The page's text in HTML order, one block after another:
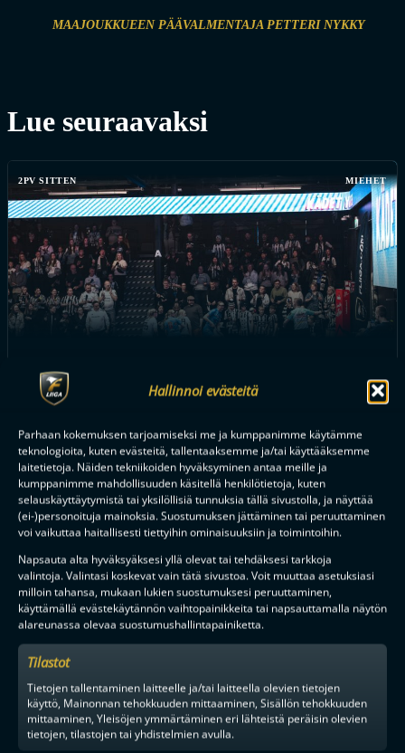
Hallinnoi evästeitä
Parhaan kokemuksen tarjoamiseksi me ja kumppanimme käytämme
teknologioita, kuten evästeitä, tallentaaksemme ja/tai käyttääksemme
laitetietoja. Näiden tekniikoiden hyväksyminen antaa meille ja
kumppanimme mahdollisuuden käsitellä henkilötietoja, kuten
selauskäyttäytymistä tai yksilöllisiä tunnuksia tällä sivustolla, ja näyttää
(ei-)personoituja mainoksia. Suostumuksen jättäminen tai peruuttaminen
voi vaikuttaa haitallisesti tiettyihin ominaisuuksiin ja toimintoihin.
Napsauta alta hyväksyäksesi yllä olevat tai tehdäksesi tarkkoja
valintoja. Valintasi koskevat vain tätä sivustoa. Voit muuttaa asetuksiasi
milloin tahansa, mukaan lukien suostumuksesi peruuttaminen,
käyttämällä evästekäytännön vaihtopainikkeita tai napsauttamalla näytön
alareunassa olevaa suostumushallintapainiketta.
Tilastot
Tietojen tallentaminen laitteelle ja/tai laitteella olevien tietojen
käyttö, Mainonnan tehokkuuden mittaaminen, Sisällön tehokkuuden
mittaaminen, Yleisöjen ymmärtäminen eri lähteistä peräisin olevien
tietojen, tilastojen tai yhdistelmien avulla.
MAAJOUKKUEEN PÄÄVALMENTAJA PETTERI NYKKY
Lue seuraavaksi
2PV SITTEN MIEHET
LIIGAN PRESEASON TARJOILEE TUHDIN KATTAUKSEN
HUIPPUVIIHDETTÄ
Tilaa uutiskirje
Saat kirjeen noin kerran kuukaudessa F-liigakauden alusta
ratkaisuhetkiin asti.
TILAA
F-LIIGANKUMPPANIT